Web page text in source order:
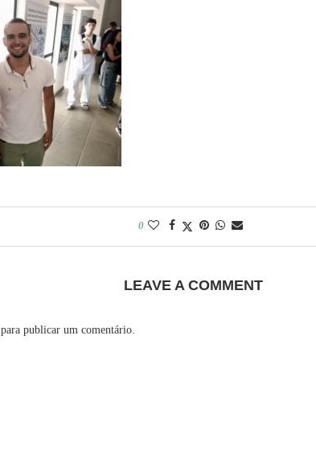
0
LEAVE A COMMENT
para publicar um comentário.